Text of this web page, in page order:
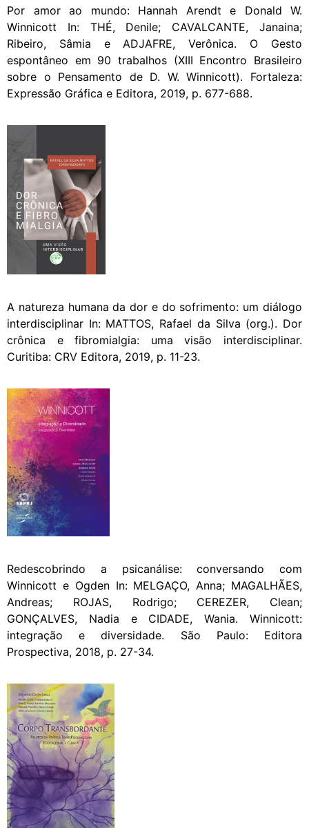
Por amor ao mundo: Hannah Arendt e Donald W.
Winnicott In: THÉ, Denile; CAVALCANTE, Janaina;
Ribeiro, Sâmia e ADJAFRE, Verônica. O Gesto
espontâneo em 90 trabalhos (XIII Encontro Brasileiro
sobre o Pensamento de D. W. Winnicott). Fortaleza:
Expressão Gráfica e Editora, 2019, p. 677-688.
A natureza humana da dor e do sofrimento: um diálogo
interdisciplinar In: MATTOS, Rafael da Silva (org.). Dor
crônica e fibromialgia: uma visão interdisciplinar.
Curitiba: CRV Editora, 2019, p. 11-23.
Redescobrindo a psicanálise: conversando com
Winnicott e Ogden In: MELGAÇO, Anna; MAGALHÃES,
Andreas; ROJAS, Rodrigo; CEREZER, Clean;
GONÇALVES, Nadia e CIDADE, Wania. Winnicott:
integração e diversidade. São Paulo: Editora
Prospectiva, 2018, p. 27-34.